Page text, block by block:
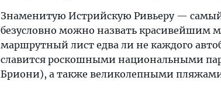
Знаменитую Истрийскую Ривьеру —
безусловно можно назвать красивейшим
маршрутный лист едва ли не каждого
славится роскошными национальными
Бриони), а также великолепными